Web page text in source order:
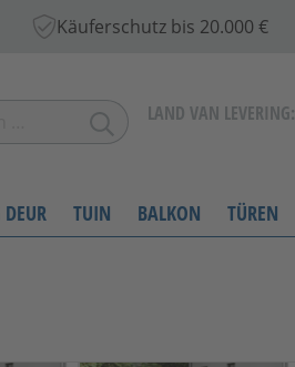
Käuferschutz bis 20.000 €
LAND VAN LEVERING:
TUIN BALKON TÜREN